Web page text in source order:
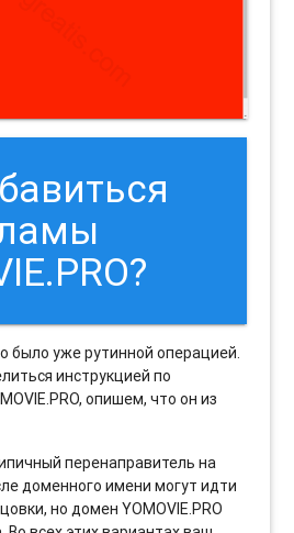
было уже рутинной операцией.
инструкцией по
опишем, что он из
перенаправитель на
доменного имени могут идти
но домен YOMOVIE.PRO